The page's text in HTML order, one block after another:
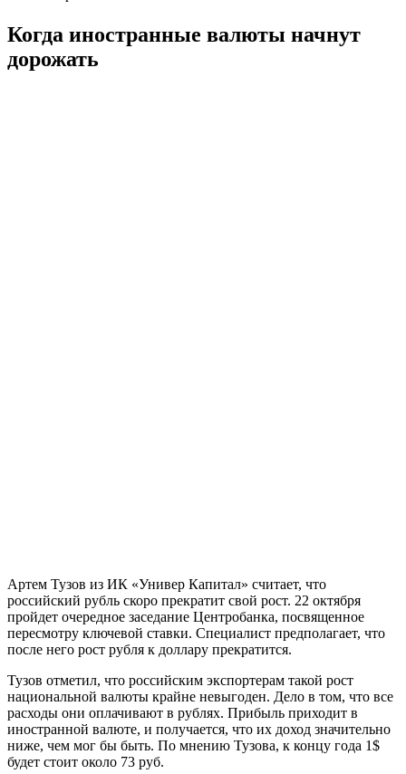
Когда иностранные валюты начнут
дорожать
Артем Тузов из ИК «Универ Капитал» считает, что
российский рубль скоро прекратит свой рост. 22 октября
пройдет очередное заседание Центробанка, посвященное
пересмотру ключевой ставки. Специалист предполагает, что
после него рост рубля к доллару прекратится.
Тузов отметил, что российским экспортерам такой рост
национальной валюты крайне невыгоден. Дело в том, что все
расходы они оплачивают в рублях. Прибыль приходит в
иностранной валюте, и получается, что их доход значительно
ниже, чем мог бы быть. По мнению Тузова, к концу года 1$
будет стоит около 73 руб.